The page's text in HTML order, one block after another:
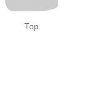
Top